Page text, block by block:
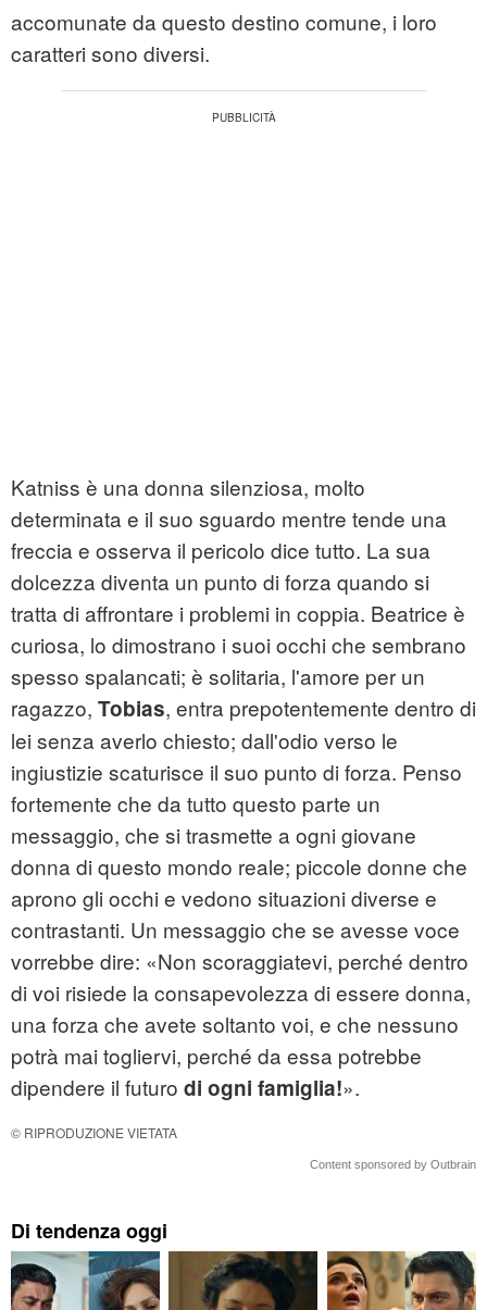
accomunate da questo destino comune, i loro
caratteri sono diversi.
Katniss è una donna silenziosa, molto
determinata e il suo sguardo mentre tende una
freccia e osserva il pericolo dice tutto. La sua
dolcezza diventa un punto di forza quando si
tratta di affrontare i problemi in coppia. Beatrice è
curiosa, lo dimostrano i suoi occhi che sembrano
spesso spalancati; è solitaria, l'amore per un
ragazzo, Tobias, entra prepotentemente dentro di
lei senza averlo chiesto; dall'odio verso le
ingiustizie scaturisce il suo punto di forza. Penso
fortemente che da tutto questo parte un
messaggio, che si trasmette a ogni giovane
donna di questo mondo reale; piccole donne che
aprono gli occhi e vedono situazioni diverse e
contrastanti. Un messaggio che se avesse voce
vorrebbe dire: «Non scoraggiatevi, perché dentro
di voi risiede la consapevolezza di essere donna,
una forza che avete soltanto voi, e che nessuno
potrà mai togliervi, perché da essa potrebbe
dipendere il futuro di ogni famiglia!».
© RIPRODUZIONE VIETATA
Content sponsored by Outbrain
Di tendenza oggi